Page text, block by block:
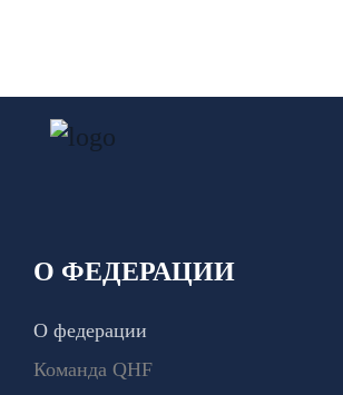
О ФЕДЕРАЦИИ
О федерации
Команда QHF